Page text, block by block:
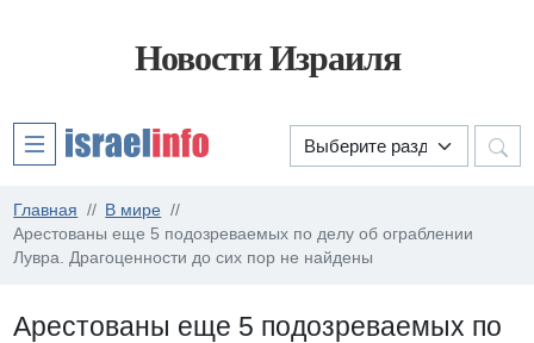
Новости Израиля
Главная
В мире
Арестованы еще 5 подозреваемых по делу об ограблении
Лувра. Драгоценности до сих пор не найдены
Арестованы еще 5 подозреваемых по